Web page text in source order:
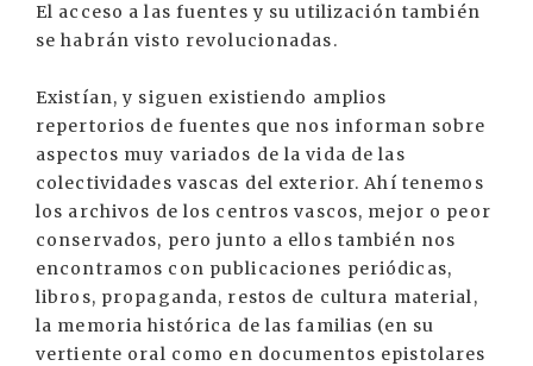
El acceso a las fuentes y su utilización también
se habrán visto revolucionadas.
Existían, y siguen existiendo amplios
repertorios de fuentes que nos informan sobre
aspectos muy variados de la vida de las
colectividades vascas del exterior. Ahí tenemos
los archivos de los centros vascos, mejor o peor
conservados, pero junto a ellos también nos
encontramos con publicaciones periódicas,
libros, propaganda, restos de cultura material,
la memoria histórica de las familias (en su
vertiente oral como en documentos epistolares